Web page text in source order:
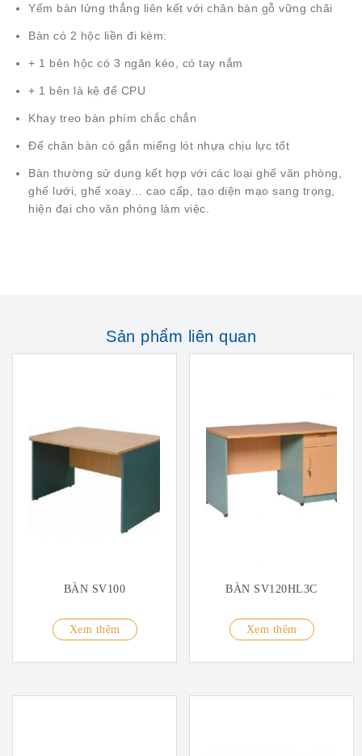
Yếm bàn lửng thẳng liên kết với chân bàn gỗ vững chãi
Bàn có 2 hộc liền đi kèm:
+ 1 bên hộc có 3 ngăn kéo, có tay nắm
+ 1 bên là kệ để CPU
Khay treo bàn phím chắc chắn
Đế chân bàn có gắn miếng lót nhựa chịu lực tốt
Bàn thường sử dụng kết hợp với các loại ghế văn phòng,
ghế lưới, ghế xoay… cao cấp, tạo diện mạo sang trọng,
hiện đại cho văn phòng làm việc.
Sản phẩm liên quan
BÀN SV100
Xem thêm
BÀN SV120HL3C
Xem thêm